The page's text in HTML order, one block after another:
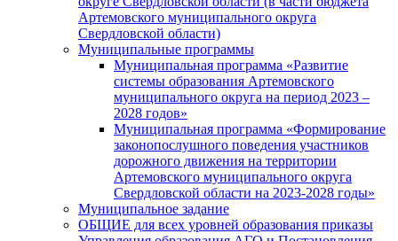
Артемовского муниципального округа
Свердловской области)
Муниципальные программы
Муниципальная программа «Развитие
системы образования Артемовского
муниципального округа на период 2023 –
2028 годов»
Муниципальная программа «Формирование
законопослушного поведения участников
дорожного движения на территории
Артемовского муниципального округа
Свердловской области на 2023-2028 годы»
Муниципальное задание
ОБЩИЕ для всех уровней образования приказы